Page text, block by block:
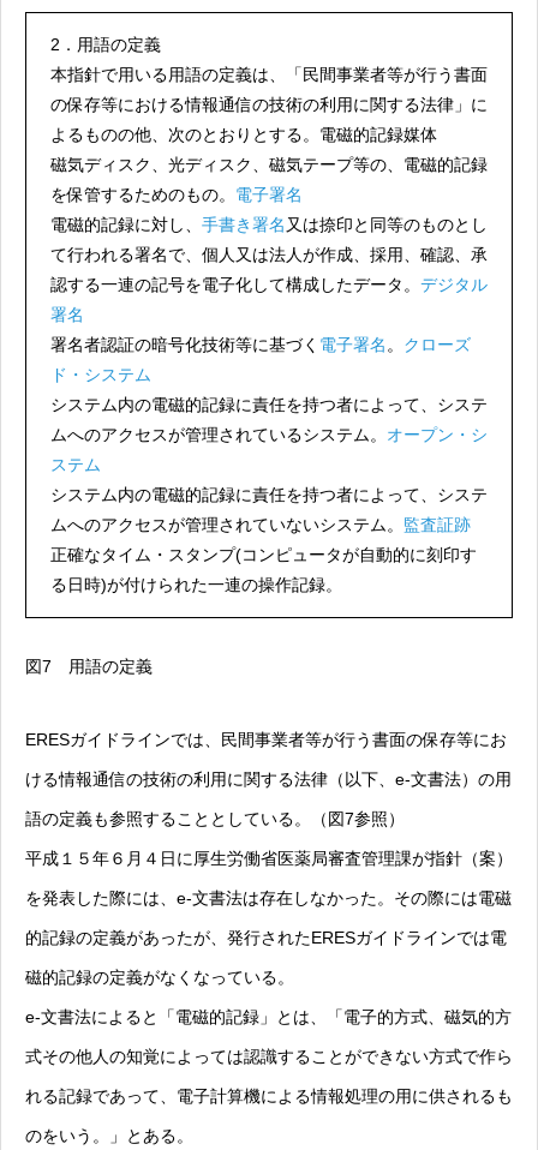
2．用語の定義
本指針で用いる用語の定義は、「民間事業者等が行う書面
の保存等における情報通信の技術の利用に関する法律」に
よるものの他、次のとおりとする。電磁的記録媒体
磁気ディスク、光ディスク、磁気テープ等の、電磁的記録
を保管するためのもの。 電子署名
電磁的記録に対し、 手書き署名 又は捺印と同等のものとし
て行われる署名で、個人又は法人が作成、採用、確認、承
認する一連の記号を電子化して構成したデータ。 デジタル
署名
署名者認証の暗号化技術等に基づく 電子署名 。 クローズ
ド・システム
システム内の電磁的記録に責任を持つ者によって、システ
ムへのアクセスが管理されているシステム。 オープン・シ
ステム
システム内の電磁的記録に責任を持つ者によって、システ
ムへのアクセスが管理されていないシステム。 監査証跡
正確なタイム・スタンプ(コンピュータが自動的に刻印す
る日時)が付けられた一連の操作記録。
図7 用語の定義
ERESガイドラインでは、民間事業者等が行う書面の保存等にお
ける情報通信の技術の利用に関する法律（以下、e-文書法）の用
語の定義も参照することとしている。（図7参照）
平成１５年６月４日に厚生労働省医薬局審査管理課が指針（案）
を発表した際には、e-文書法は存在しなかった。その際には電磁
的記録の定義があったが、発行されたERESガイドラインでは電
磁的記録の定義がなくなっている。
e-文書法によると「電磁的記録」とは、「電子的方式、磁気的方
式その他人の知覚によっては認識することができない方式で作ら
れる記録であって、電子計算機による情報処理の用に供されるも
のをいう。」とある。